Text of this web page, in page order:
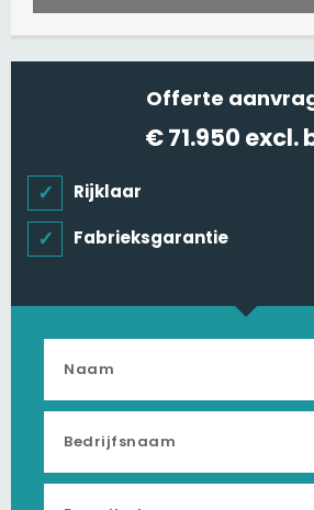
Offerte
€ 71.950 excl.
Rijklaar
Fabrieksgarantie